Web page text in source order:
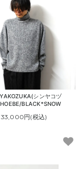
シンヤコヅ
BLACK*SNOW
33,000円(税込)